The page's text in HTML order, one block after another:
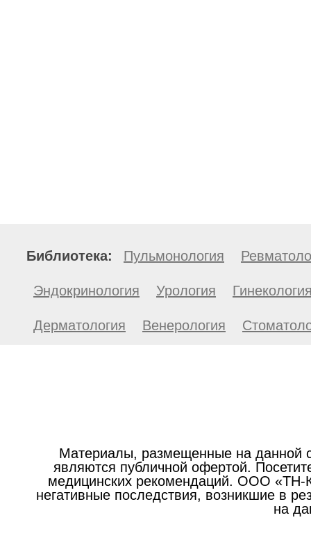
Библиотека: Пульмонология
Эндокринология Урология
Дерматология Венерология
Материалы, размещенные на данной
являются публичной офертой.
медицинских рекомендаций. ООО «ТН-
негативные последствия, возникшие в
на